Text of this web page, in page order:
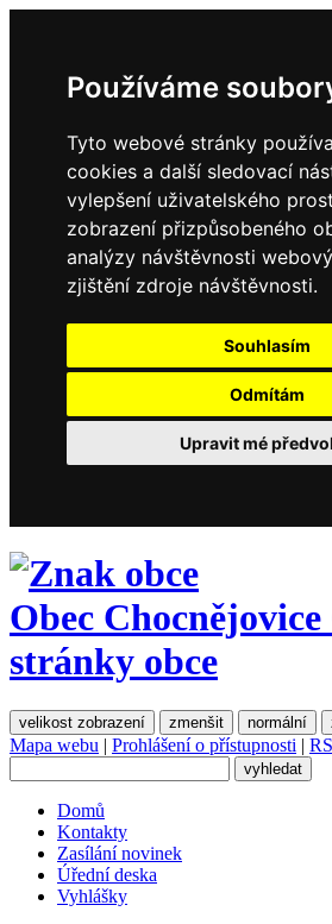
Používáme
Tyto webové stránky
cookies a další sledovací
vylepšení uživatelského
zobrazení přizpůsobeného
analýzy návštěvnosti
zjištění zdroje návštěvnosti.
Souhlasím
Odmítám
Upravit mé
Obec Chocnějovice
stránky obce
velikost zobrazení zmenšit normální
Mapa webu | Prohlášení o přístupnosti |
Domů
Kontakty
Zasílání novinek
Úřední deska
Vyhlášky